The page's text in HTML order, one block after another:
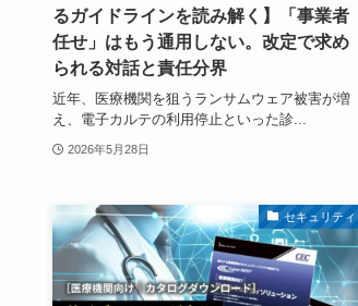
るガイドラインを読み解く】「事業者
任せ」はもう通用しない。改定で求め
られる対話と責任分界
近年、医療機関を狙うランサムウェア被害が増
え、電子カルテの利用停止といった診...
2026年5月28日
セキュリティ